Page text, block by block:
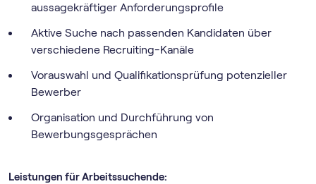
aussagekräftiger Anforderungsprofile
Aktive Suche nach passenden Kandidaten über
verschiedene Recruiting-Kanäle
Vorauswahl und Qualifikationsprüfung potenzieller
Bewerber
Organisation und Durchführung von
Bewerbungsgesprächen
Leistungen für Arbeitssuchende: